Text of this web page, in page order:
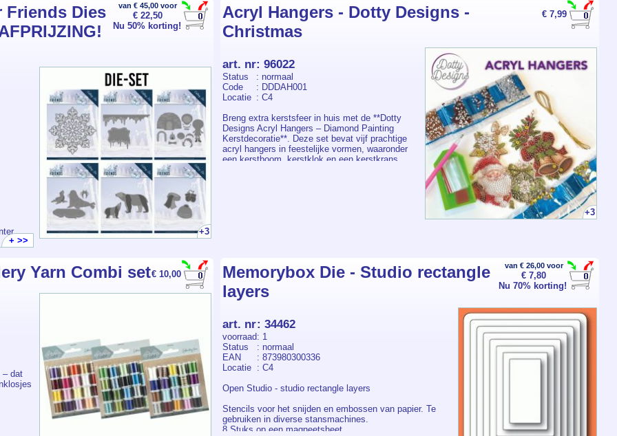
van € 45,00 voor
€ 22,50
Nu 50% korting!
Friends Dies
+3
+ >>
€ 7,99
Acryl Hangers - Dotty Designs -
Christmas
+3
art. nr: 96022
Status
: normaal
Code
: DDDAH001
Locatie : C4
Breng extra kerstsfeer in huis met de **Dotty
Designs Acryl Hangers – Diamond Painting
Kerstdecoratie**. Deze set bevat vijf prachtige
acryl hangers in feestelijke vormen, waaronder
een kerstboom, kerstklok en een kerstkrans.
maken.
€ 10,00
Yarn Combi set
– dat
van € 26,00 voor
€ 7,80
Nu 70% korting!
Memorybox Die - Studio rectangle
layers
art. nr: 34462
voorraad: 1
Status
: normaal
EAN
: 873980300336
Locatie
: C4
Open Studio - studio rectangle layers
Stencils voor het snijden en embossen van papier. Te
gebruiken in diverse stansmachines.
8 Stuks op een magneetsheet.